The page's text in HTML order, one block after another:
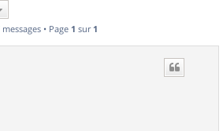
messages • Page 1 sur 1